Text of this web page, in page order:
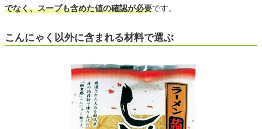
でなく、スープも含めた値の確認が必要です。
こんにゃく以外に含まれる材料で選ぶ